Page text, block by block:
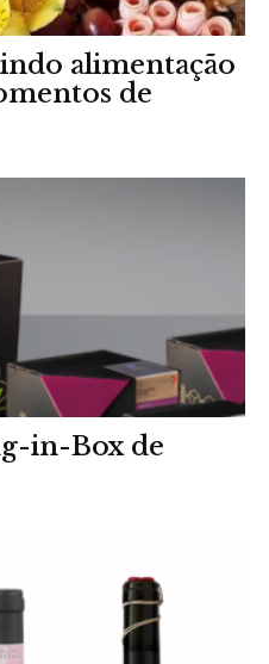
alimentação
de
in-Box de